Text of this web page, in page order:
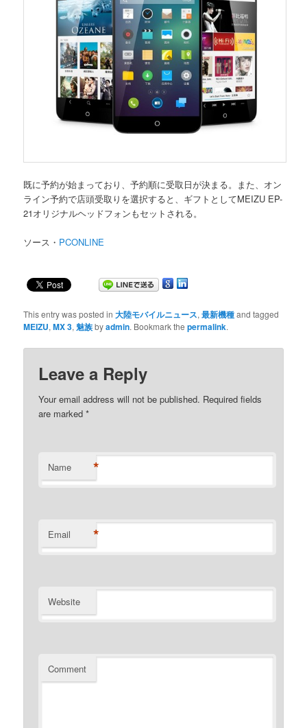
既に予約が始まっており、予約順に受取日が決まる。また、オン
ライン予約で店頭受取りを選択すると、ギフトとしてMEIZU EP-
21オリジナルヘッドフォンもセットされる。
ソース・ PCONLINE
This entry was posted in大陸モバイルニュース,最新機種and tagged
MEIZU,MX 3, 魅族byadmin. Bookmark thepermalink.
Leave a Reply
Your email address will not be published. Required fields
are marked*
Name *
Email *
Website
Comment